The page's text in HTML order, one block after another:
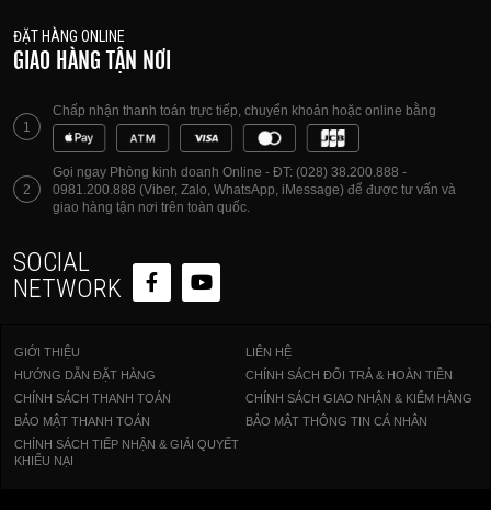
ĐẶT HÀNG ONLINE
GIAO HÀNG TẬN NƠI
1
Chấp nhận thanh toán trực tiếp, chuyển khoản hoặc online bằng
2
Gọi ngay Phòng kinh doanh Online - ĐT: (028) 38.200.888 -
0981.200.888 (Viber, Zalo, WhatsApp, iMessage) để được tư vấn và
giao hàng tận nơi trên toàn quốc.
SOCIAL
NETWORK
GIỚI THIỆU
LIÊN HỆ
HƯỚNG DẪN ĐẶT HÀNG
CHÍNH SÁCH ĐỔI TRẢ & HOÀN TIỀN
CHÍNH SÁCH THANH TOÁN
CHÍNH SÁCH GIAO NHẬN & KIỂM HÀNG
BẢO MẬT THANH TOÁN
BẢO MẬT THÔNG TIN CÁ NHÂN
CHÍNH SÁCH TIẾP NHẬN & GIẢI QUYẾT
KHIẾU NẠI